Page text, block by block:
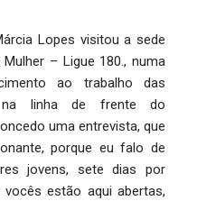
Lopes visitou a sede
– Ligue 180., numa
ao trabalho das
na linha de frente do
uma entrevista, que
porque eu falo de
jovens, sete dias por
estão aqui abertas,